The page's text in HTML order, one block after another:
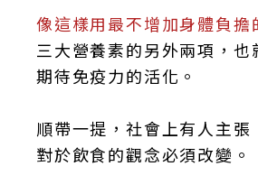
像這樣用最不增加身體負
三大營養素的另外兩項，
期待免疫力的活化。
順帶一提，社會上有人主
對於飲食的觀念必須改變。